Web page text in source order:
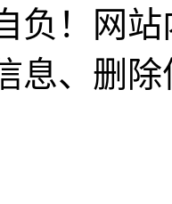
负！网
息、删